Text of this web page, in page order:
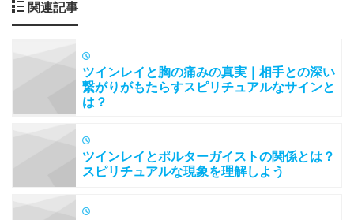
関連記事
ツインレイと胸の痛みの真実｜相手との深い
繋がりがもたらすスピリチュアルなサインと
は？
ツインレイとポルターガイストの関係とは？
スピリチュアルな現象を理解しよう